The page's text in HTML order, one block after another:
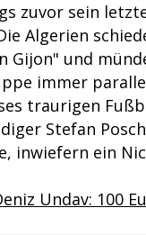
zuvor sein
Algerien
Gijon" und
immer
traurigen
Stefan
inwiefern ein
Undav: 100